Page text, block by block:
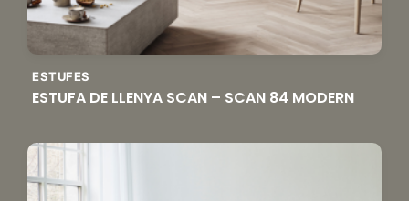
ESTUFES
ESTUFA DE LLENYA SCAN – SCAN 84 MODERN